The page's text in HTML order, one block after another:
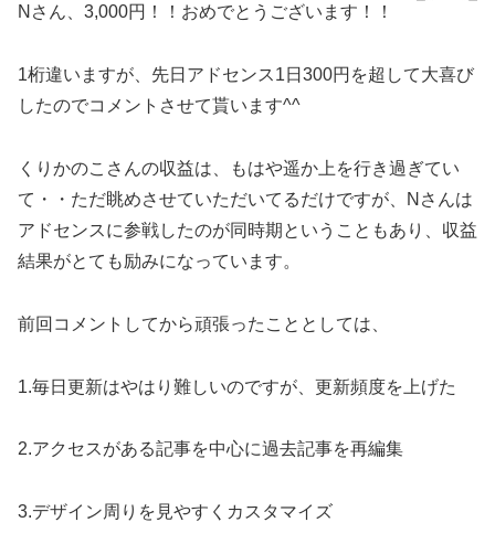
Nさん、3,000円！！おめでとうございます！！
1桁違いますが、先日アドセンス1日300円を超して大喜び
したのでコメントさせて貰います^^
くりかのこさんの収益は、もはや遥か上を行き過ぎてい
て・・ただ眺めさせていただいてるだけですが、Nさんは
アドセンスに参戦したのが同時期ということもあり、収益
結果がとても励みになっています。
前回コメントしてから頑張ったこととしては、
1.毎日更新はやはり難しいのですが、更新頻度を上げた
2.アクセスがある記事を中心に過去記事を再編集
3.デザイン周りを見やすくカスタマイズ